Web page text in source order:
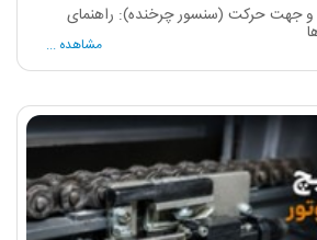
و جهت حرکت (سنسور چرخنده): راهنمای
مشاهده ...